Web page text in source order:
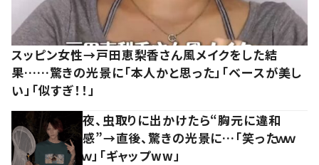
スッピン女性→戸田恵梨香さん風メイクをした結
果……驚きの光景に「本人かと思った」「ベースが美し
い」「似すぎ！！」
夜、虫取りに出かけたら“胸元に違和
感”→直後、驚きの光景に…「笑ったｗｗ
ｗ」「ギャップww」